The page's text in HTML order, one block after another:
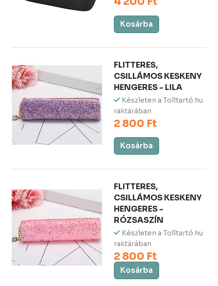
Kosárba
FLITTERES,
CSILLÁMOS KESKENY
HENGERES - LILA
Készleten a Tolltartó.hu
raktárában
2 800 Ft
Kosárba
FLITTERES,
CSILLÁMOS KESKENY
HENGERES -
RÓZSASZÍN
Készleten a Tolltartó.hu
raktárában
2 800 Ft
Kosárba